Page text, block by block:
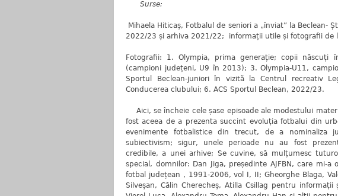
Surse:
Mihaela Hiticaș, Fotbalul de seniori a „înviat” la Beclean-
2022/23 și arhiva 2021/22; informații utile și fotografii de
Fotografii: 1. Olympia, prima generație; copii
(campioni județeni, U9 în 2013); 3. Olympia-U11,
Sportul Beclean-juniori în vizită la Centrul recreativ
Conducerea clubului; 6. ACS Sportul Beclean, 2022/23.
Aici, se încheie cele șase episoade ale modestului
fost aceea de a prezenta succint evoluția fotbalui din
evenimente fotbalistice din trecut, de a nominaliza
subiectivism; sigur, unele perioade nu au fost
credibile, a unei arhive; Se cuvine, să mulțumesc
special, domnilor: Dan Jiga, președinte AJFBN, care mi-
fotbal județean , 1991-2006, vol I, II; Gheorghe Blaga,
Silveșan, Călin Cherecheș, Atilla Csillag pentru